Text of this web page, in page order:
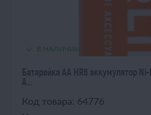
В НАЛИЧИИ
Батарейка AA HR6 аккумулятор
A...
Код товара: 64776